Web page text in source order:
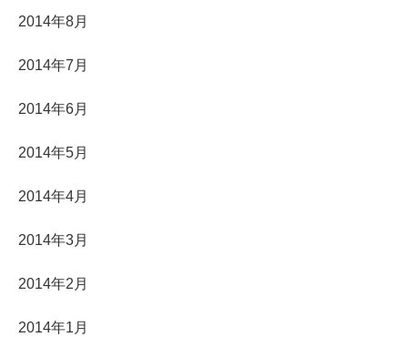
2014年8月
2014年7月
2014年6月
2014年5月
2014年4月
2014年3月
2014年2月
2014年1月